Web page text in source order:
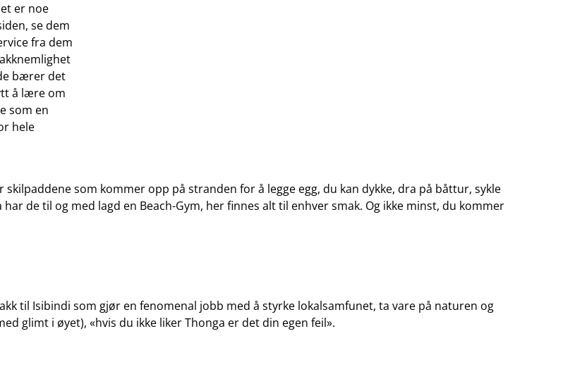
er noe
se dem
fra dem
bærer det
å lære om
som en
hele
som kommer opp på stranden for å legge egg, du kan dykke, dra på båttur, sykle
de til og med lagd en Beach-Gym, her finnes alt til enhver smak. Og ikke minst, du kommer
til Isibindi som gjør en fenomenal jobb med å styrke lokalsamfunet, ta vare på naturen og
glimt i øyet), «hvis du ikke liker Thonga er det din egen feil».